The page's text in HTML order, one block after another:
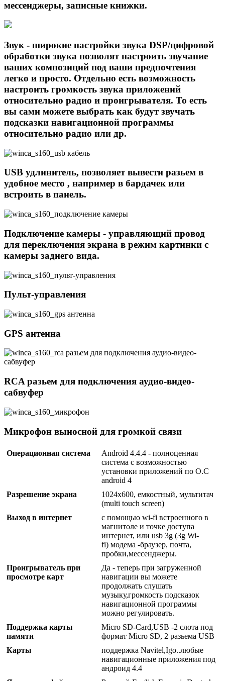
мессенджеры, записные книжки.
Звук - широкие настройки звука DSP/цифровой
обработки звука позволят настроить звучание
ваших композиций под ваши предпочтения
легко и просто. Отдельно есть возможность
настроить громкость звука приложений
относительно радио и проигрывателя. То есть
вы сами можете выбрать как будут звучать
подсказки навигационной программы
относительно радио или др.
USB удлинитель, позволяет вывести разьем в
удобное место , например в бардачек или
встроить в панель.
Подключение камеры - управляющий провод
для переключения экрана в режим картинки с
камеры заднего вида.
Пульт-управления
GPS антенна
RCA разьем для подключения аудио-видео-
сабвуфер
Микрофон выносной для громкой связи
Операционная система
Android 4.4.4 - полноценная
система с возможностью
установки приложений по О.С
android 4
Разрешение экрана
1024x600, емкостный, мультитач
(multi touch screen)
Выход в интернет
с помощью wi-fi встроенного в
магнитоле и точке доступа
интернет, или usb 3g (3g Wi-
fi) модема -браузер, почта,
пробки,мессенджеры.
Проигрыватель при
просмотре карт
Да - теперь при загруженной
навигации вы можете
продолжать слушать
музыку,громкость подсказок
навигационной программы
можно регулировать.
Поддержка карты
памяти
Micro SD-Card,USB -2 слота под
формат Micro SD, 2 разьема USB
Карты
поддержка Navitel,Igo..любые
навигационные приложения под
андроид 4.4